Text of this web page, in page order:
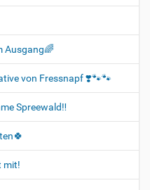
Ausgang🌈
von Fressnapf ❣️🐾🐾
Spreewald‼️
mit!